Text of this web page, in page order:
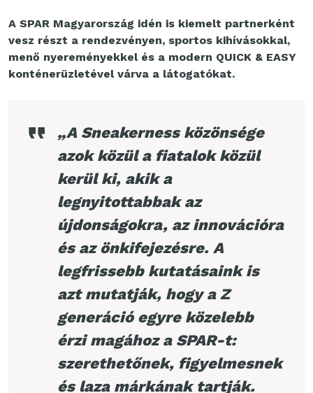
A SPAR Magyarország idén is kiemelt partnerként
vesz részt a rendezvényen, sportos kihívásokkal,
menő nyereményekkel és a modern QUICK & EASY
konténerüzletével várva a látogatókat.
„A Sneakerness közönsége
azok közül a fiatalok közül
kerül ki, akik a
legnyitottabbak az
újdonságokra, az innovációra
és az önkifejezésre. A
legfrissebb kutatásaink is
azt mutatják, hogy a Z
generáció egyre közelebb
érzi magához a SPAR-t:
szerethetőnek, figyelmesnek
és laza márkának tartják.